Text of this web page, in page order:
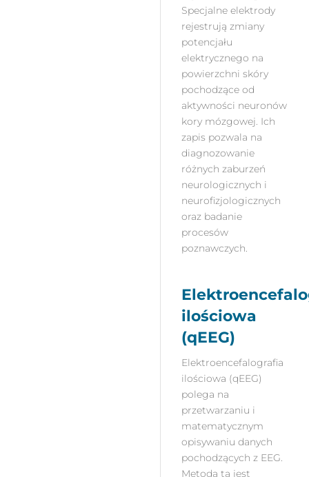
Specjalne elektrody
rejestrują zmiany
potencjału
elektrycznego na
powierzchni skóry
pochodzące od
aktywności neuronów
kory mózgowej. Ich
zapis pozwala na
diagnozowanie
różnych zaburzeń
neurologicznych i
neurofizjologicznych
oraz badanie
procesów
poznawczych.
ilościowa
(qEEG)
Elektroencefalografia
ilościowa (qEEG)
polega na
przetwarzaniu i
matematycznym
opisywaniu danych
pochodzących z EEG.
Metoda ta jest